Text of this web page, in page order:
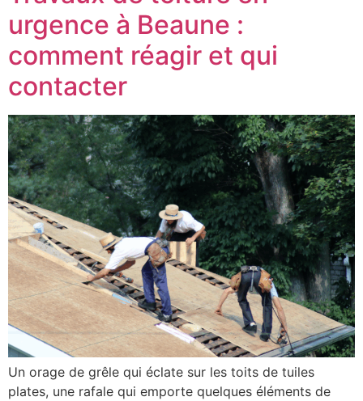
urgence à Beaune :
comment réagir et qui
contacter
Un orage de grêle qui éclate sur les toits de tuiles
plates, une rafale qui emporte quelques éléments de